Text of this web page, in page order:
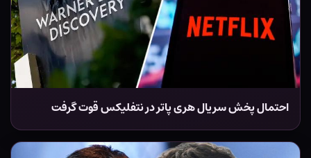
احتمال پخش سریال هری پاتر در نتفلیکس قوت گرفت